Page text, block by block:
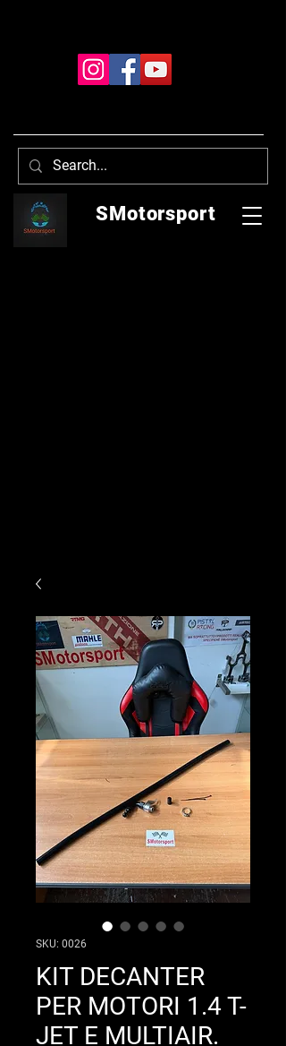
SMotorsport
SKU: 0026
KIT DECANTER
PER MOTORI 1.4 T-
JET E MULTIAIR.